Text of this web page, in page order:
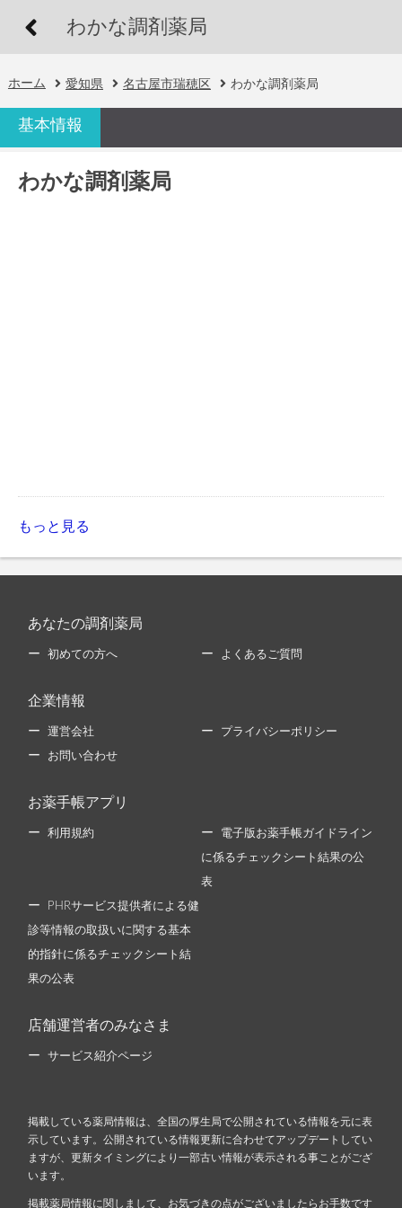
わかな調剤薬局
ホーム 愛知県 名古屋市瑞穂区 わかな調剤薬局
基本情報
わかな調剤薬局
もっと見る
あなたの調剤薬局
初めての方へ よくあるご質問
企業情報
運営会社 プライバシーポリシー
お問い合わせ
お薬手帳アプリ
利用規約 電子版お薬手帳ガイドライン
に係るチェックシート結果の公
表
PHRサービス提供者による健
診等情報の取扱いに関する基本
的指針に係るチェックシート結
果の公表
店舗運営者のみなさま
サービス紹介ページ
掲載している薬局情報は、全国の厚生局で公開されている情報を元に表
示しています。公開されている情報更新に合わせてアップデートしてい
ますが、更新タイミングにより一部古い情報が表示される事ことがござ
います。
掲載薬局情報に関しまして、お気づきの点がございましたらお手数です